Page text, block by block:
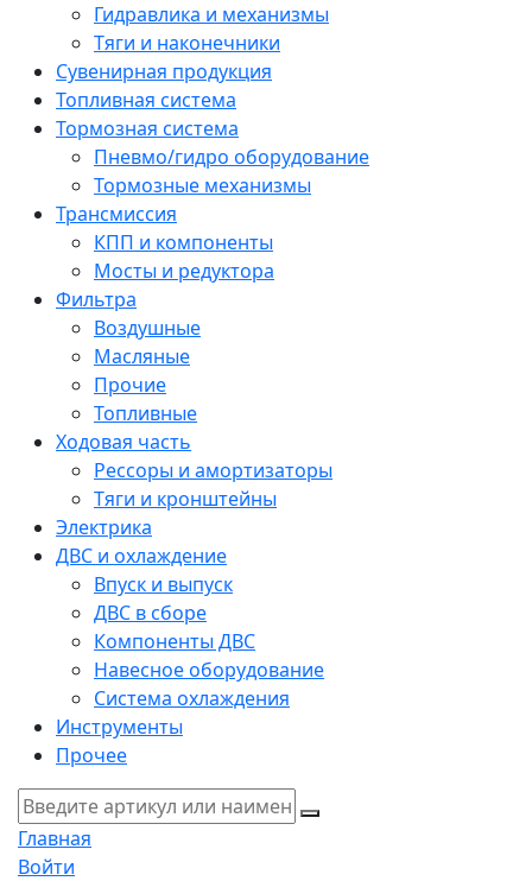
Гидравлика и механизмы
Тяги и наконечники
Сувенирная продукция
Топливная система
Тормозная система
Пневмо/гидро оборудование
Тормозные механизмы
Трансмиссия
КПП и компоненты
Мосты и редуктора
Фильтра
Воздушные
Масляные
Прочие
Топливные
Ходовая часть
Рессоры и амортизаторы
Тяги и кронштейны
Электрика
ДВС и охлаждение
Впуск и выпуск
ДВС в сборе
Компоненты ДВС
Навесное оборудование
Система охлаждения
Инструменты
Прочее
Главная
Войти